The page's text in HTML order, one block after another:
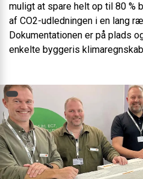
muligt at spare helt op til 80 %
af CO2-udledningen i en lang
Dokumentationen er på plads
enkelte byggeris